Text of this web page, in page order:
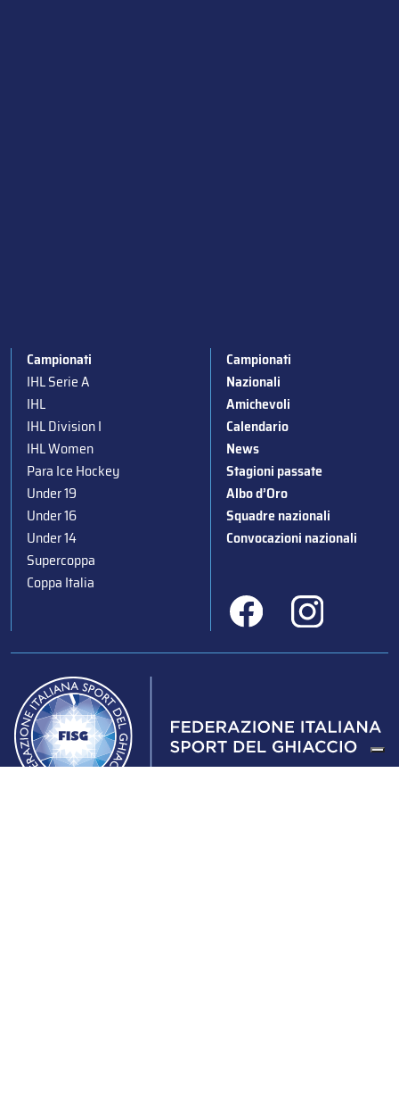
Campionati
IHL Serie A
IHL
IHL Division I
IHL Women
Para Ice Hockey
Under 19
Under 16
Under 14
Supercoppa
Coppa Italia
Campionati
Nazionali
Amichevoli
Calendario
News
Stagioni passate
Albo d’Oro
Squadre nazionali
Convocazioni nazionali